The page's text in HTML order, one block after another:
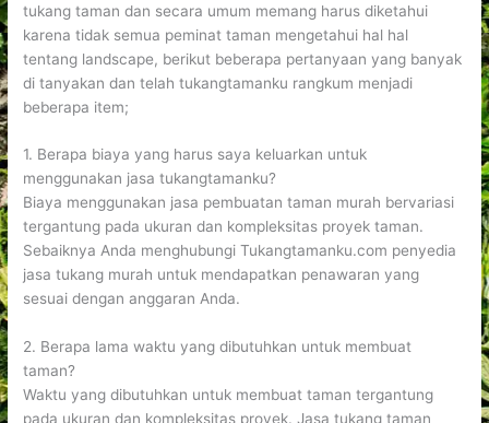
tukang taman dan secara umum memang harus diketahui
karena tidak semua peminat taman mengetahui hal hal
tentang landscape, berikut beberapa pertanyaan yang banyak
di tanyakan dan telah tukangtamanku rangkum menjadi
beberapa item;
1. Berapa biaya yang harus saya keluarkan untuk
menggunakan jasa tukangtamanku?
Biaya menggunakan jasa pembuatan taman murah bervariasi
tergantung pada ukuran dan kompleksitas proyek taman.
Sebaiknya Anda menghubungi Tukangtamanku.com penyedia
jasa tukang murah untuk mendapatkan penawaran yang
sesuai dengan anggaran Anda.
2. Berapa lama waktu yang dibutuhkan untuk membuat
taman?
Waktu yang dibutuhkan untuk membuat taman tergantung
pada ukuran dan kompleksitas proyek. Jasa tukang taman